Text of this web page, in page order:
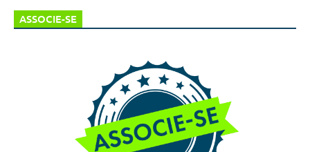
ASSOCIE-SE